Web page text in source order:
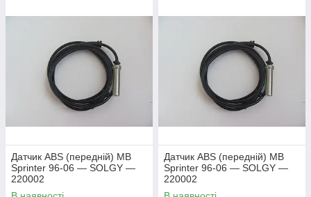
Датчик ABS (передній) MB
Sprinter 96-06 — SOLGY —
220002
Датчик ABS (передній) MB
Sprinter 96-06 — SOLGY —
220002